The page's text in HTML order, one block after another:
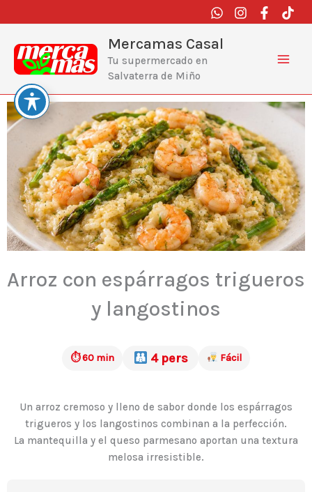
al
contenido
Mercamas Casal
Tu supermercado en
Salvaterra de Miño
Arroz con espárragos trigueros
y langostinos
⏱ 60 min 4 pers Fácil
Un arroz cremoso y lleno de sabor donde los espárragos
trigueros y los langostinos combinan a la perfección.
La mantequilla y el queso parmesano aportan una textura
melosa irresistible.